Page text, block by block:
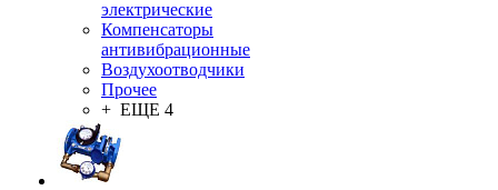
электрические
Компенсаторы
антивибрационные
Воздухоотводчики
Прочее
+ ЕЩЕ 4